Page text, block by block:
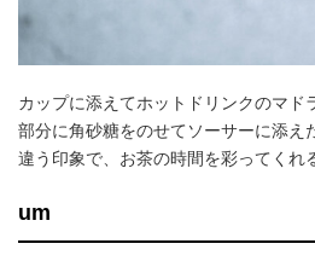
カップに添えてホットドリンクのマド
部分に角砂糖をのせてソーサーに添え
違う印象で、お茶の時間を彩ってくれ
um